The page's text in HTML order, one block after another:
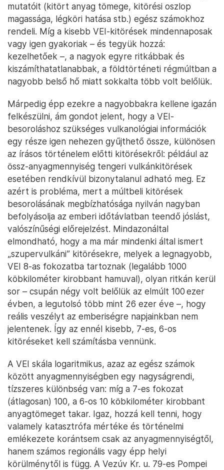
mutatóit (kitört anyag tömege, kitörési oszlop
magassága, légköri hatása stb.) egész számokhoz
rendeli. Míg a kisebb VEI-kitörések mindennaposak
vagy igen gyakoriak – és tegyük hozzá:
kezelhetőek –, a nagyok egyre ritkábbak és
kiszámíthatatlanabbak, a földtörténeti régmúltban a
nagyobb belső hő miatt sokkalta több volt belőlük.
Márpedig épp ezekre a nagyobbakra kellene igazán
felkészülni, ám gondot jelent, hogy a VEI-
besoroláshoz szükséges vulkanológiai információk
egy része igen nehezen gyűjthető össze, különösen
az írásos történelem előtti kitörésekről: például az
össz-anyagmennyiség tengeri vulkánkitörések
esetében rendkívül bizonytalanul adható meg. Ez
azért is probléma, mert a múltbeli kitörések
besorolásának megbízhatósága nyilván nagyban
befolyásolja az emberi időtávlatban teendő jóslást,
valószínűségi előrejelzést. Mindazonáltal
elmondható, hogy a ma már mindenki által ismert
„szupervulkáni” kitörésekre, melyek a legnagyobb,
VEI 8-as fokozatba tartoznak (legalább 1000
köbkilométer kirobbant hamuval), olyan ritkán kerül
sor – csupán négy volt belőlük az elmúlt 100 ezer
évben, a legutolsó több mint 26 ezer éve –, hogy
reális veszélyt az emberiségre napjainkban nem
jelentenek. Így az ennél kisebb, 7-es, 6-os
kitöréseket kell számításba vennünk.
A VEI skála logaritmikus, azaz az egész számok
között anyagmennyiségben egy nagyságrendi,
tízszeres különbség van: míg a 7-es fokozat
(átlagosan) 100, a 6-os 10 köbkilométer kirobbant
anyagtömeget takar. Igaz, hozzá kell tenni, hogy
valamely katasztrófa mértéke és történelmi
emlékezete korántsem csak az anyagmennyiségtől,
hanem számos regionális vagy épp helyi
körülménytől is függ. A Vezúv Kr. u. 79-es Pompei